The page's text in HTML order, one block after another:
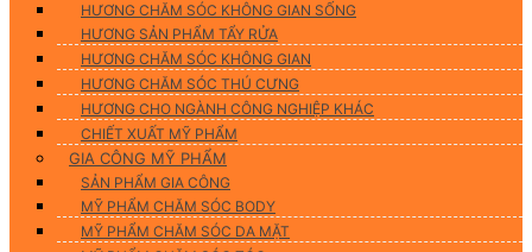
HƯƠNG CHĂM SÓC KHÔNG GIAN SỐNG
HƯƠNG SẢN PHẨM TẨY RỬA
HƯƠNG CHĂM SÓC KHÔNG GIAN
HƯƠNG CHĂM SÓC THÚ CƯNG
HƯƠNG CHO NGÀNH CÔNG NGHIỆP KHÁC
CHIẾT XUẤT MỸ PHẨM
GIA CÔNG MỸ PHẨM
SẢN PHẨM GIA CÔNG
MỸ PHẨM CHĂM SÓC BODY
MỸ PHẨM CHĂM SÓC DA MẶT